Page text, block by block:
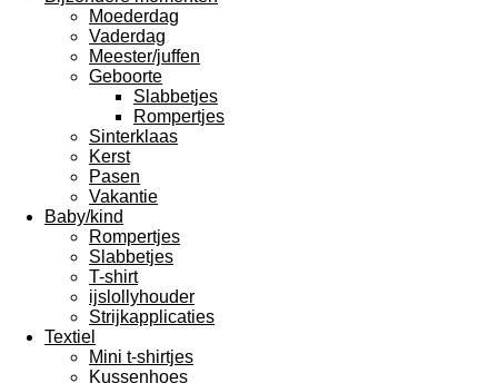
Moederdag
Vaderdag
Meester/juffen
Geboorte
Slabbetjes
Rompertjes
Sinterklaas
Kerst
Pasen
Vakantie
Baby/kind
Rompertjes
Slabbetjes
T-shirt
ijslollyhouder
Strijkapplicaties
Textiel
Mini t-shirtjes
Kussenhoes